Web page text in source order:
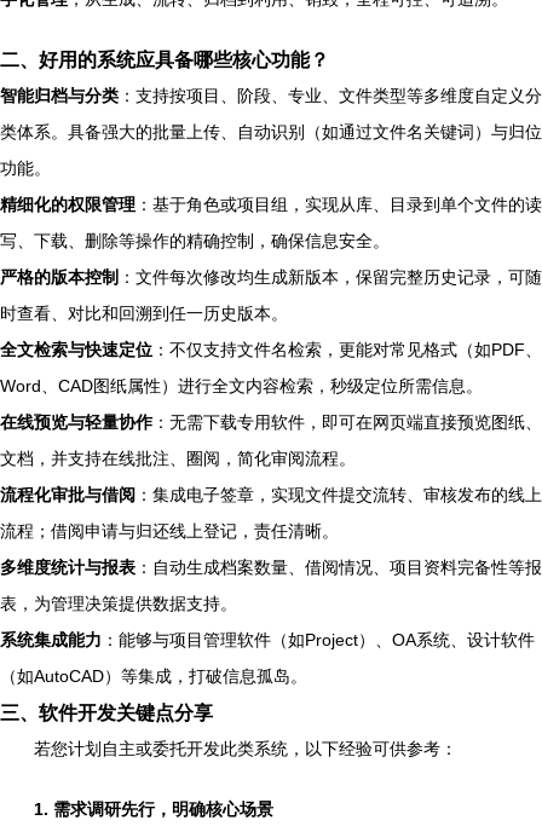
二、好用的系统应具备哪些核心功能？
智能归档与分类 ：支持按项目、阶段、专业、文件类型等多维度自定义分
类体系。具备强大的批量上传、自动识别（如通过文件名关键词）与归位
功能。
精细化的权限管理 ：基于角色或项目组，实现从库、目录到单个文件的读
写、下载、删除等操作的精确控制，确保信息安全。
严格的版本控制 ：文件每次修改均生成新版本，保留完整历史记录，可随
时查看、对比和回溯到任一历史版本。
全文检索与快速定位 ：不仅支持文件名检索，更能对常见格式（如PDF、
Word、CAD图纸属性）进行全文内容检索，秒级定位所需信息。
在线预览与轻量协作：无需下载专用软件，即可在网页端直接预览图纸、
文档，并支持在线批注、圈阅，简化审阅流程。
流程化审批与借阅 ：集成电子签章，实现文件提交流转、审核发布的线上
流程；借阅申请与归还线上登记，责任清晰。
多维度统计与报表 ：自动生成档案数量、借阅情况、项目资料完备性等报
表，为管理决策提供数据支持。
系统集成能力 ：能够与项目管理软件（如Project）、OA系统、设计软件
（如AutoCAD）等集成，打破信息孤岛。
三、软件开发关键点分享
若您计划自主或委托开发此类系统，以下经验可供参考：
1. 需求调研先行，明确核心场景